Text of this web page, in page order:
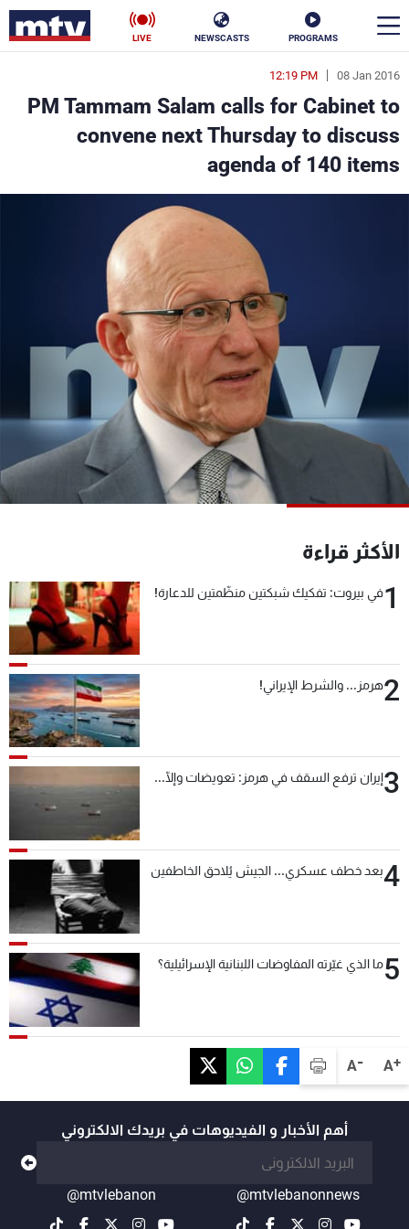
PROGRAMS
NEWSCASTS
LIVE
A+
A-
08 Jan 2016
12:19 PM
PM Tammam Salam calls for Cabinet to
convene next Thursday to discuss
agenda of 140 items
الأكثر قراءة
1في بيروت: تفكيك شبكتين منظّمتين للدعارة!
2هرمز... والشرط الإيراني!
3إيران ترفع السقف في هرمز: تعويضات وإلّا...
4بعد خطف عسكري... الجيش يُلاحق الخاطفين
5ما الذي غيّرته المفاوضات اللبنانية الإسرائيلية؟
أهم الأخبار و الفيديوهات في بريدك الالكتروني
@mtvlebanonnews
@mtvlebanon
en
الأخبار
سياسة
فن
رياضة
البرامج
جدول البرامج
شاهد البرامج
الترددات
لاعلاناتكم